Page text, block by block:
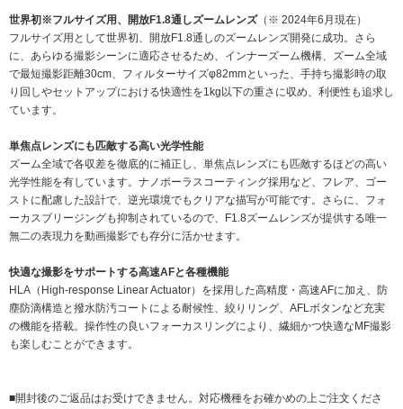
世界初※フルサイズ用、開放F1.8通しズームレンズ（※ 2024年6月現在）
フルサイズ用として世界初、開放F1.8通しのズームレンズ開発に成功。さら
に、あらゆる撮影シーンに適応させるため、インナーズーム機構、ズーム全域
で最短撮影距離30cm、フィルターサイズφ82mmといった、手持ち撮影時の取
り回しやセットアップにおける快適性を1kg以下の重さに収め、利便性も追求し
ています。
単焦点レンズにも匹敵する高い光学性能
ズーム全域で各収差を徹底的に補正し、単焦点レンズにも匹敵するほどの高い
光学性能を有しています。ナノポーラスコーティング採用など、フレア、ゴー
ストに配慮した設計で、逆光環境でもクリアな描写が可能です。さらに、フォ
ーカスブリージングも抑制されているので、F1.8ズームレンズが提供する唯一
無二の表現力を動画撮影でも存分に活かせます。
快適な撮影をサポートする高速AFと各種機能
HLA（High-response Linear Actuator）を採用した高精度・高速AFに加え、防
塵防滴構造と撥水防汚コートによる耐候性、絞りリング、AFLボタンなど充実
の機能を搭載。操作性の良いフォーカスリングにより、繊細かつ快適なMF撮影
も楽しむことができます。
■開封後のご返品はお受けできません。対応機種をお確かめの上ご注文くださ